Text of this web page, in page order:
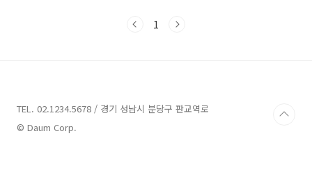
할까 고민을 하게 됩니다. 어디까지 서버에서 렌더링해야 할까에서 고려
1
TEL. 02.1234.5678 / 경기 성남시 분당구 판교역로
© Daum Corp.